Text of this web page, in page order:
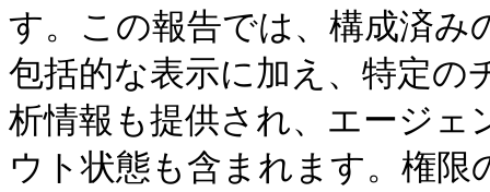
す。この報告では、構成済
包括的な表示に加え、特定の
析情報も提供され、エージ
ウト状態も含まれます。権限